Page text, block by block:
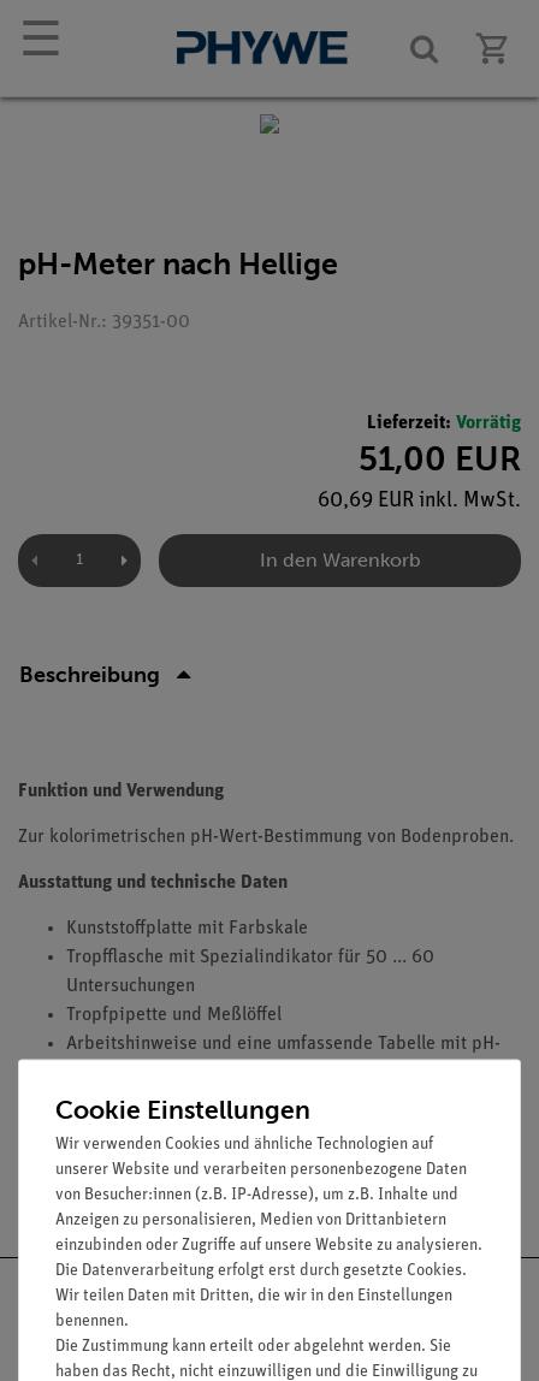
☰
pH-Meter nach Hellige
Artikel-Nr.: 39351-00
Lieferzeit: Vorrätig
51,00 EUR
60,69 EUR inkl. MwSt.
In den Warenkorb
Beschreibung
Funktion und Verwendung
Zur kolorimetrischen pH-Wert-Bestimmung von Bodenproben.
Ausstattung und technische Daten
Kunststoffplatte mit Farbskale
Tropfflasche mit Spezialindikator für 50 ... 60
Untersuchungen
Tropfpipette und Meßlöffel
Arbeitshinweise und eine umfassende Tabelle mit pH-
Versandkostenfrei ab 300,- €
Nach oben
Cookie Einstellungen
Wir verwenden Cookies und ähnliche Technologien auf
unserer Website und verarbeiten personenbezogene Daten
von Besucher:innen (z.B. IP-Adresse), um z.B. Inhalte und
Anzeigen zu personalisieren, Medien von Drittanbietern
einzubinden oder Zugriffe auf unsere Website zu analysieren.
Die Datenverarbeitung erfolgt erst durch gesetzte Cookies.
Wir teilen Daten mit Dritten, die wir in den Einstellungen
benennen.
Die Zustimmung kann erteilt oder abgelehnt werden. Sie
haben das Recht, nicht einzuwilligen und die Einwilligung zu